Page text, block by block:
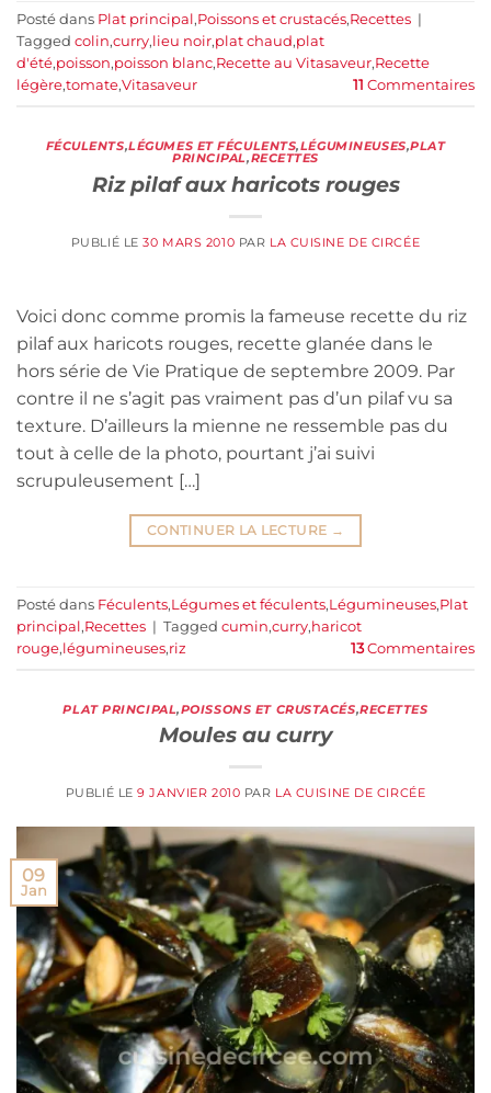
Posté dans Plat principal,Poissons et crustacés,Recettes |
Tagged colin,curry,lieu noir,plat chaud,plat
d'été,poisson,poisson blanc,Recette au Vitasaveur,Recette
légère,tomate,Vitasaveur 11 Commentaires
FÉCULENTS,LÉGUMES ET FÉCULENTS,LÉGUMINEUSES,PLAT
PRINCIPAL,RECETTES
Riz pilaf aux haricots rouges
PUBLIÉ LE30 MARS 2010 PAR LA CUISINE DE CIRCÉE
Voici donc comme promis la fameuse recette du riz
pilaf aux haricots rouges, recette glanée dans le
hors série de Vie Pratique de septembre 2009. Par
contre il ne s’agit pas vraiment pas d’un pilaf vu sa
texture. D’ailleurs la mienne ne ressemble pas du
tout à celle de la photo, pourtant j’ai suivi
scrupuleusement […]
CONTINUER LA LECTURE →
Posté dans Féculents,Légumes et féculents,Légumineuses,Plat
principal ,Recettes | Tagged cumin,curry,haricot
rouge,légumineuses,riz 13Commentaires
PLAT PRINCIPAL,POISSONS ET CRUSTACÉS,RECETTES
Moules au curry
PUBLIÉ LE9 JANVIER 2010 PAR LA CUISINE DE CIRCÉE
09
Jan